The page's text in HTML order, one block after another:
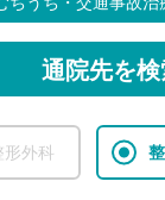
通院先を
形外科